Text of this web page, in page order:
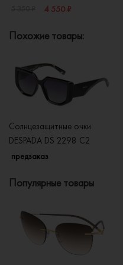
4 550 ₽
Похожие товары:
Солнцезащитные очки
DESPADA DS 2298 C2
предзаказ
Популярные товары